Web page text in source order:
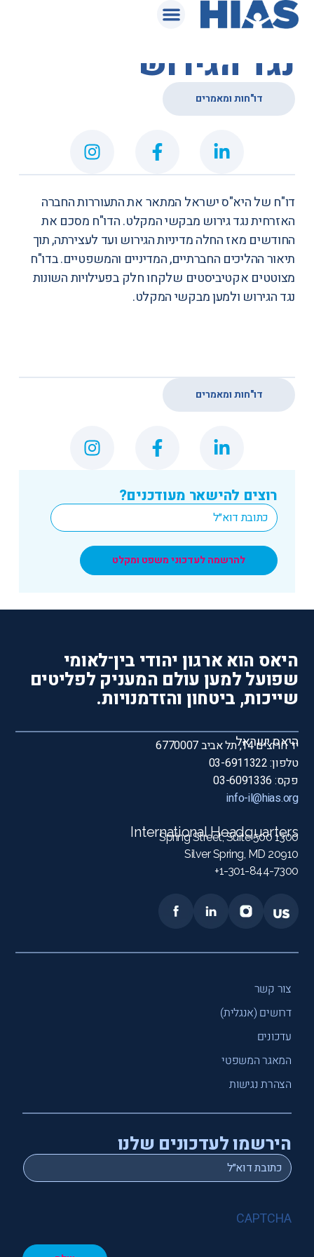
המאגר המשפטי
דו"ח: המחאה שלנו
נגד הגירוש
דו"חות ומאמרים
דו"ח של היא"ס ישראל המתאר את התעוררות החברה
האזרחית נגד גירוש מבקשי המקלט. הדו"ח מסכם את
החודשים מאז החלה מדיניות הגירוש ועד לעצירתה, תוך
תיאור ההליכים החברתיים, המדיניים והמשפטיים. בדו"ח
מצוטטים אקטיביסטים שלקחו חלק בפעילויות השונות
נגד הגירוש ולמען מבקשי המקלט.
רוצים להישאר מעודכנים?
Email
*
להרשמה לעדכוני משפט ומקלט
דו"חות ומאמרים
היאס הוא ארגון יהודי בין־לאומי
שפועל למען עולם המעניק לפליטים
שייכות, ביטחון והזדמנויות.
היאס ישראל
יד חרוצים 14, תל אביב 6770007
טלפון: 03-6911322
פקס: 03-6091336
info-il@hias.org
International Headquarters
1300 Spring Street, Suite 500
Silver Spring, MD 20910
1-301-844-7300+
צור קשר
דרושים (אנגלית)
עדכונים
המאגר המשפטי
הצהרת נגישות
הירשמו לעדכונים שלנו
Email
*
CAPTCHA